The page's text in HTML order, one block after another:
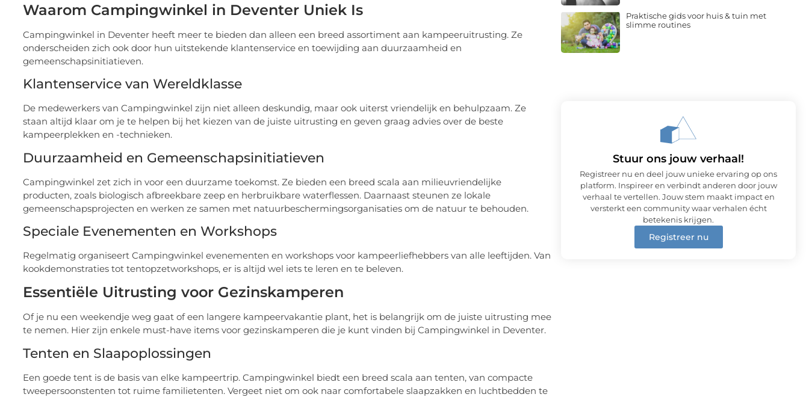
Waarom Campingwinkel in Deventer Uniek Is
Campingwinkel in Deventer heeft meer te bieden dan alleen een breed assortiment aan kampeeruitrusting. Ze
onderscheiden zich ook door hun uitstekende klantenservice en toewijding aan duurzaamheid en
gemeenschapsinitiatieven.
Klantenservice van Wereldklasse
De medewerkers van Campingwinkel zijn niet alleen deskundig, maar ook uiterst vriendelijk en behulpzaam. Ze
staan altijd klaar om je te helpen bij het kiezen van de juiste uitrusting en geven graag advies over de beste
kampeerplekken en -technieken.
Duurzaamheid en Gemeenschapsinitiatieven
Campingwinkel zet zich in voor een duurzame toekomst. Ze bieden een breed scala aan milieuvriendelijke
producten, zoals biologisch afbreekbare zeep en herbruikbare waterflessen. Daarnaast steunen ze lokale
gemeenschapsprojecten en werken ze samen met natuurbeschermingsorganisaties om de natuur te behouden.
Speciale Evenementen en Workshops
Regelmatig organiseert Campingwinkel evenementen en workshops voor kampeerliefhebbers van alle leeftijden. Van
kookdemonstraties tot tentopzetworkshops, er is altijd wel iets te leren en te beleven.
Essentiële Uitrusting voor Gezinskamperen
Of je nu een weekendje weg gaat of een langere kampeervakantie plant, het is belangrijk om de juiste uitrusting mee
te nemen. Hier zijn enkele must-have items voor gezinskamperen die je kunt vinden bij Campingwinkel in Deventer.
Tenten en Slaapoplossingen
Een goede tent is de basis van elke kampeertrip. Campingwinkel biedt een breed scala aan tenten, van compacte
tweepersoonstenten tot ruime familietenten. Vergeet niet om ook naar comfortabele slaapzakken en luchtbedden te
Praktische gids voor huis & tuin met
slimme routines
Stuur ons jouw verhaal!
Registreer nu en deel jouw unieke ervaring op ons
platform. Inspireer en verbindt anderen door jouw
verhaal te vertellen. Jouw stem maakt impact en
versterkt een community waar verhalen écht
betekenis krijgen.
Registreer nu